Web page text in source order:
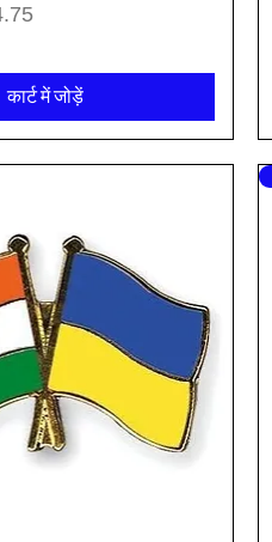
मूल्य
कार्ट में जोड़ें